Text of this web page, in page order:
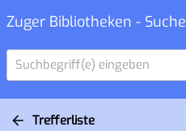
Zuger Bibliotheken - Suche
Suchbegriff(e) eingeben
Trefferliste